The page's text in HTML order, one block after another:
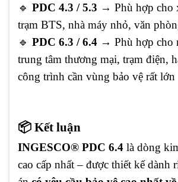
🔹 PDC 4.3 / 5.3 → Phù hợp cho
trạm BTS, nhà máy nhỏ, văn
🔹 PDC 6.3 / 6.4 → Phù hợp cho
trung tâm thương mại, trạm điện,
công trình cần vùng bảo vệ rất lớn
📦 Kết luận
INGESCO® PDC 6.4 là dòng
cao cấp nhất – được thiết kế dành